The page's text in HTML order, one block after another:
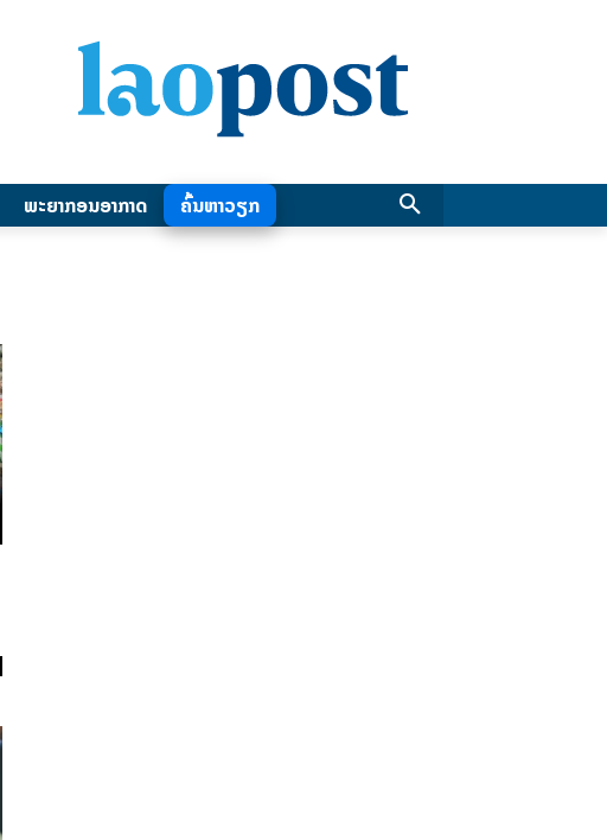
ພະຍາກອນອາກາດ ຄົ້ນຫາວຽກ